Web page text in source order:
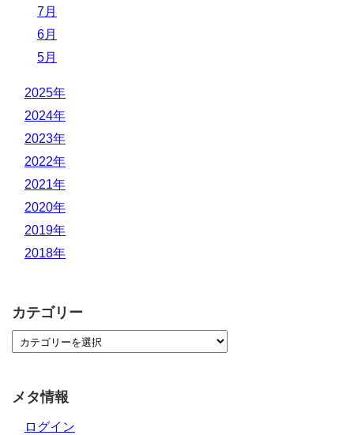
7月
6月
5月
2025年
2024年
2023年
2022年
2021年
2020年
2019年
2018年
カテゴリー
メタ情報
ログイン